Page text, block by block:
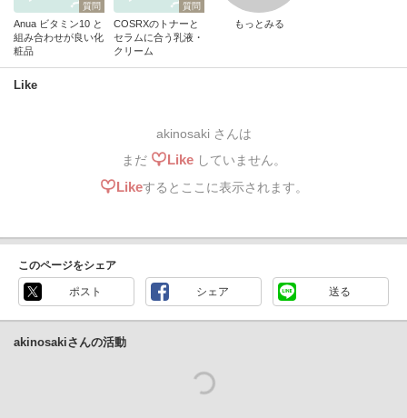
質問
Anua ビタミン10 と
組み合わせが良い化
粧品
質問
COSRXのトナーと
セラムに合う乳液・
クリーム
もっとみる
Like
akinosaki さんは
まだ
Likeしていません。
Likeするとここに表示されます。
このページをシェア
ポスト シェア 送る
akinosakiさんの活動